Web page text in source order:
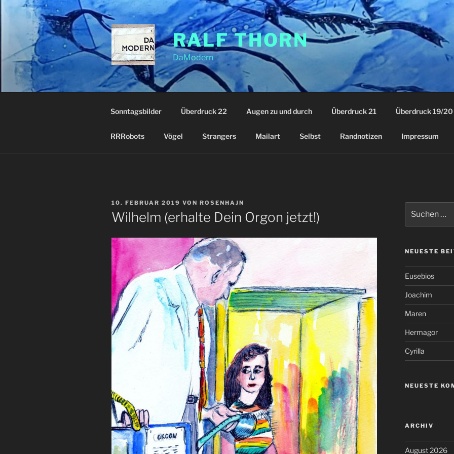
Zum
RALF THORN
DaModern
Sonntagsbilder Überdruck 22 Augen zu und durch Überdruck 21 Überdruck 19/20
RRRobots Vögel Strangers Mailart Selbst Randnotizen Impressum
VERÖFFENTLICHT
AM
10. FEBRUAR 2019 VON ROSENHAJN
Wilhelm (erhalte Dein Orgon jetzt!)
nach:
NEUESTE
Eusebios
Joachim
Maren
Hermagor
Cyrilla
NEUESTE
ARCHIV
August 2026